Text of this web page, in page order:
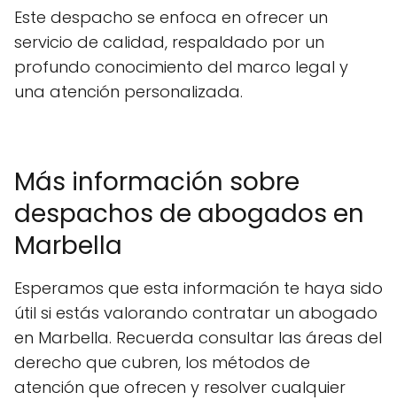
Este despacho se enfoca en ofrecer un
servicio de calidad, respaldado por un
profundo conocimiento del marco legal y
una atención personalizada.
Más información sobre
despachos de abogados en
Marbella
Esperamos que esta información te haya sido
útil si estás valorando contratar un abogado
en Marbella. Recuerda consultar las áreas del
derecho que cubren, los métodos de
atención que ofrecen y resolver cualquier